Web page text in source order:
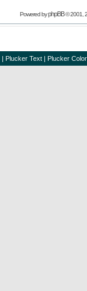
Powered byphpBB© 2001,
| Plucker Text | Plucker Color